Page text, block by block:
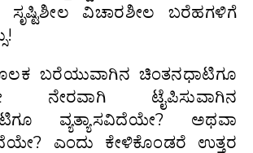
ಸೃಷ್ಟಿಶೀಲ ವಿಚಾರಶೀಲ ಬರೆಹಗಳಿಗೆ
ಬರೆಯುವಾಗಿನ ಚಿಂತನಧಾಟಿಗೂ
ನೇರವಾಗಿ ಟೈಪಿಸುವಾಗಿನ
ವ್ಯತ್ಯಾಸವಿದೆಯೇ? ಅಥವಾ
ಎಂದು ಕೇಳಿಕೊಂಡರೆ ಉತ್ತರ